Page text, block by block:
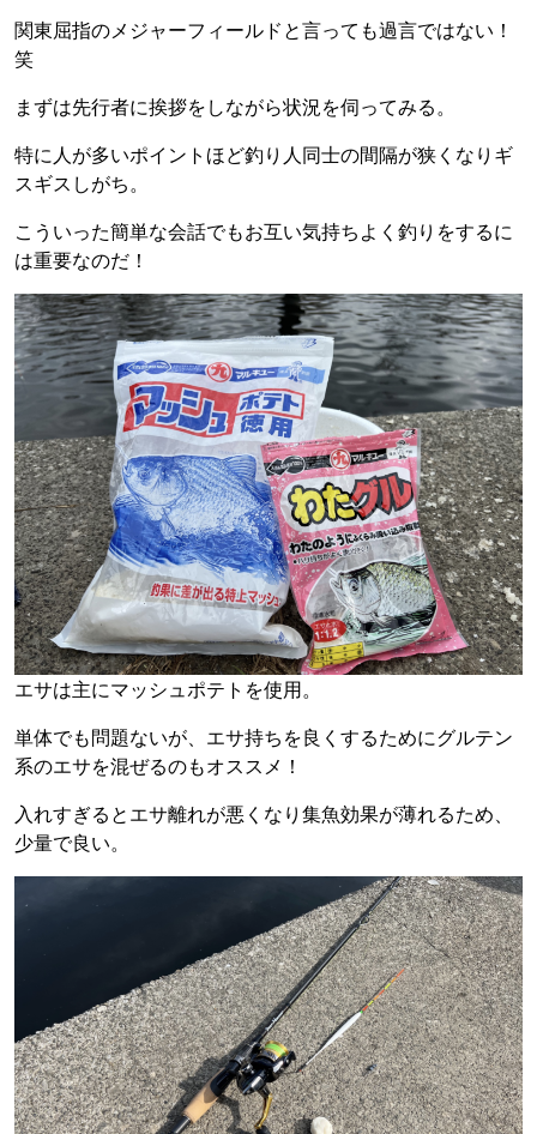
関東屈指のメジャーフィールドと言っても過言ではない！
笑
まずは先行者に挨拶をしながら状況を伺ってみる。
特に人が多いポイントほど釣り人同士の間隔が狭くなりギ
スギスしがち。
こういった簡単な会話でもお互い気持ちよく釣りをするに
は重要なのだ！
エサは主にマッシュポテトを使用。
単体でも問題ないが、エサ持ちを良くするためにグルテン
系のエサを混ぜるのもオススメ！
入れすぎるとエサ離れが悪くなり集魚効果が薄れるため、
少量で良い。